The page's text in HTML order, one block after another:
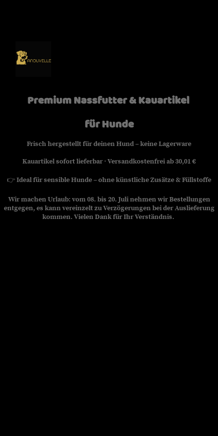
Premium Nassfutter & Kauartikel
für Hunde
Frisch hergestellt für deinen Hund – keine Lagerware
Kauartikel sofort lieferbar · Versandkostenfrei ab 30,01 €
👉Ideal für sensible Hunde – ohne künstliche Zusätze & Füllstoffe
Wir machen Urlaub: vom 08. bis 20. Juli nehmen wir Bestellungen
entgegen, es kann vereinzelt zu Verzögerungen bei der Auslieferung
kommen. Vielen Dank für Ihr Verständnis.